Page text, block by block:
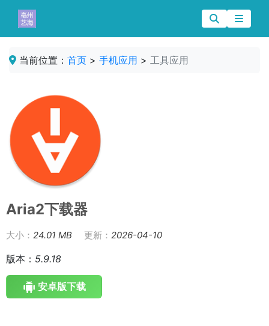
当前位置： 首页 > 手机应用 > 工具应用
Aria2下载器
大小： 24.01 MB 更新： 2026-04-10
版本： 5.9.18
安卓版下载